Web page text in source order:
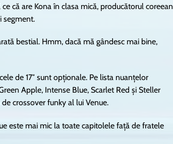
că are Kona în clasa mică, producătorul coreean
segment.
bestial. Hmm, dacă mă gândesc mai bine,
de 17″ sunt opționale. Pe lista nuanțelor
Apple, Intense Blue, Scarlet Red și Steller
crossover funky al lui Venue.
este mai mic la toate capitolele față de fratele